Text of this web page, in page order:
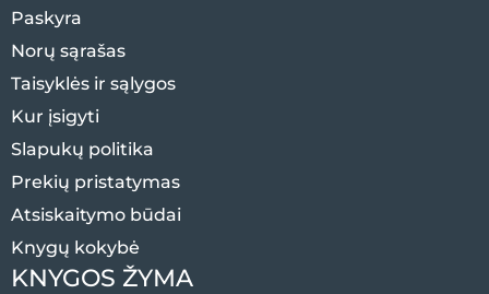
Paskyra
Norų sąrašas
Taisyklės ir sąlygos
Kur įsigyti
Slapukų politika
Prekių pristatymas
Atsiskaitymo būdai
Knygų kokybė
KNYGOS ŽYMA